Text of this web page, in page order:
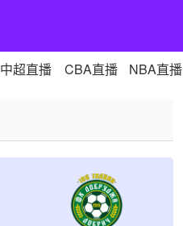
中超直播 CBA直播 NBA直播